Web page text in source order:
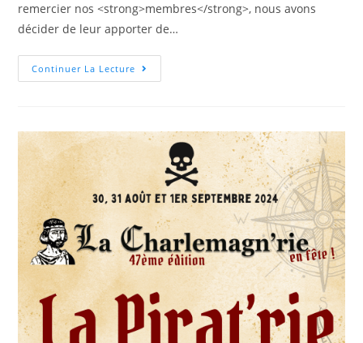
remercier nos <strong>membres</strong>, nous avons
décider de leur apporter de…
Continuer La Lecture